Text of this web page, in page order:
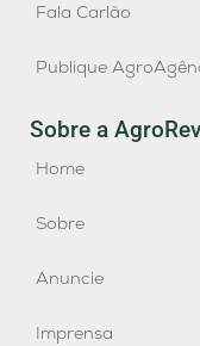
Fala Carlão
Publique
Sobre a
Home
Sobre
Anuncie
Imprensa